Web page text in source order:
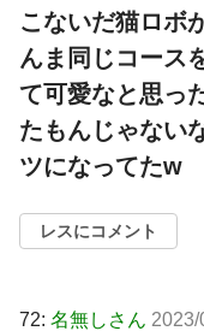
こないだ猫ロボ
んま同じコース
て可愛なと思っ
たもんじゃない
ツになってたw
レスにコメント
72: 名無しさん